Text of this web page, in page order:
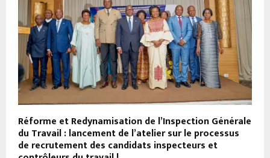
Réforme et Redynamisation de l’Inspection Générale
du Travail : lancement de l’atelier sur le processus
de recrutement des candidats inspecteurs et